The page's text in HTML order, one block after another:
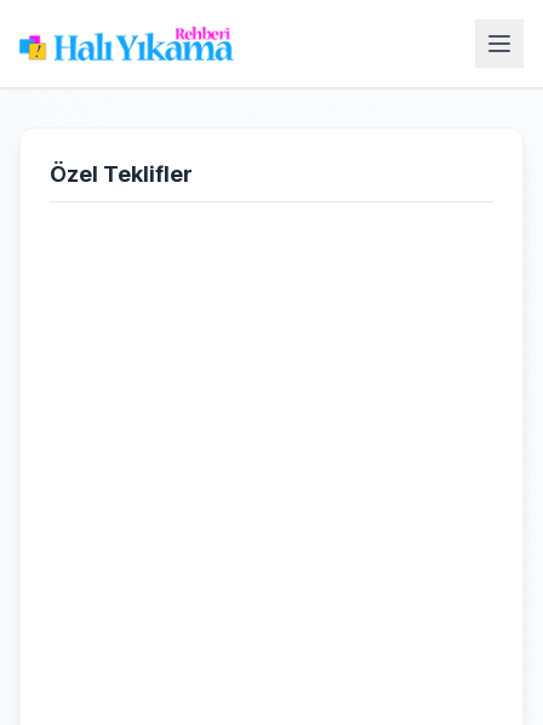
Özel Teklifler